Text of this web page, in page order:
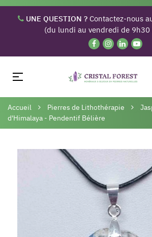
UNE QUESTION ? Contactez-nous
(du lundi au vendredi de 9h30
Basculer
navigation
☰
Accueil Pierres de Lithothérapie
d'Himalaya - Pendentif Bélière